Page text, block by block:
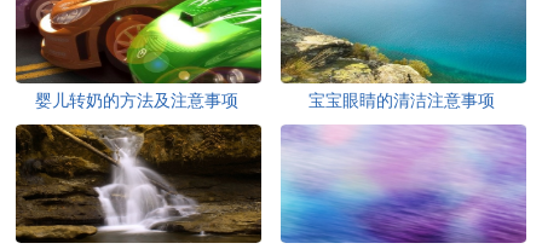
婴儿转奶的方法及注意事项 宝宝眼睛的清洁注意事项